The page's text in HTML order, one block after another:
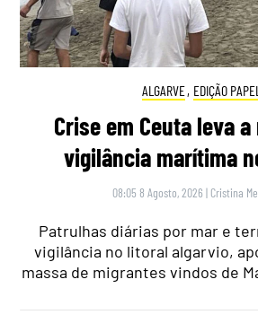
ALGARVE, EDIÇÃO PAPEL
Crise em Ceuta leva
vigilância marítima
08:05 8 Agosto, 2026 | Cristina
Patrulhas diárias por mar e
vigilância no litoral algarvio,
massa de migrantes vindos de